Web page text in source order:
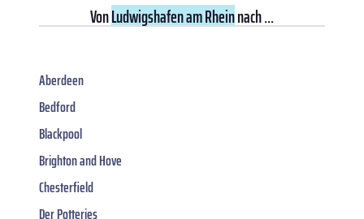
VonLudwigshafen am Rheinnach ...
Aberdeen
Bedford
Blackpool
Brighton and Hove
Chesterfield
Der Potteries